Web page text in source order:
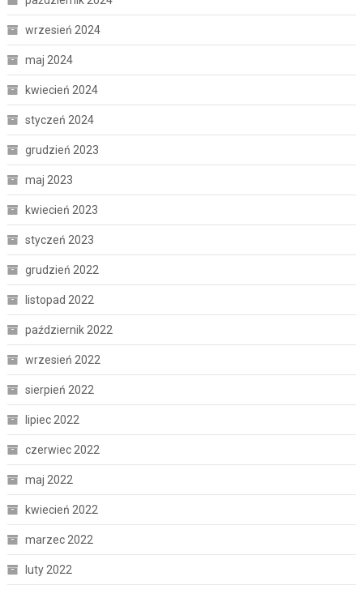
wrzesień 2024
maj 2024
kwiecień 2024
styczeń 2024
grudzień 2023
maj 2023
kwiecień 2023
styczeń 2023
grudzień 2022
listopad 2022
październik 2022
wrzesień 2022
sierpień 2022
lipiec 2022
czerwiec 2022
maj 2022
kwiecień 2022
marzec 2022
luty 2022